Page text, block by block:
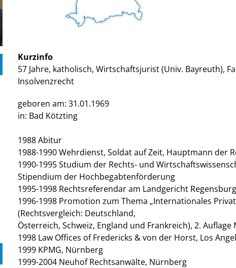
Kurzinfo
57 Jahre, katholisch, Wirtschaftsjurist (Univ. Bayreuth),
Insolvenzrecht
geboren am: 31.01.1969
in: Bad Kötzting
1988 Abitur
1988-1990 Wehrdienst, Soldat auf Zeit, Hauptmann der
1990-1995 Studium der Rechts- und
Stipendium der Hochbegabtenförderung
1995-1998 Rechtsreferendar am Landgericht Regensburg
1996-1998 Promotion zum Thema „Internationales
(Rechtsvergleich: Deutschland,
Österreich, Schweiz, England und Frankreich), 2. Auflage
1998 Law Offices of Fredericks & von der Horst, Los
1999 KPMG, Nürnberg
1999-2004 Neuhof Rechtsanwälte, Nürnberg